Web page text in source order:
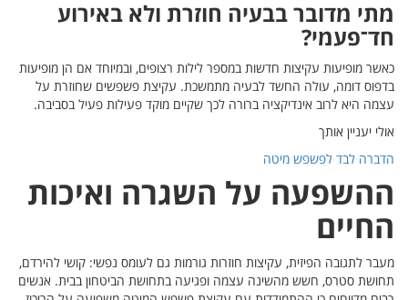
מופיעות
על
להירדם,
אנשים